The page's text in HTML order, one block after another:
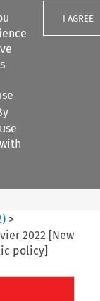
I AGREE
Search content
) >
2022 [New
policy]